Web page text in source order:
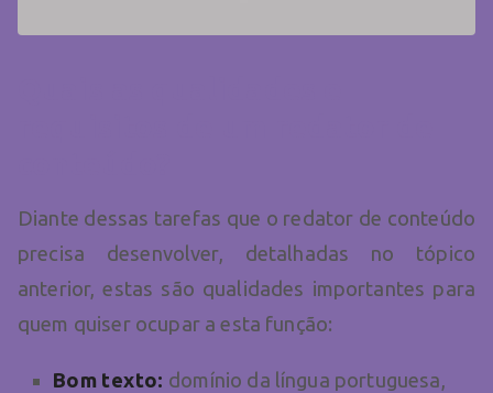
Diante dessas tarefas que o redator de conteúdo
precisa desenvolver, detalhadas no tópico
anterior, estas são qualidades importantes para
quem quiser ocupar a esta função:
Bom texto: domínio da língua portuguesa,